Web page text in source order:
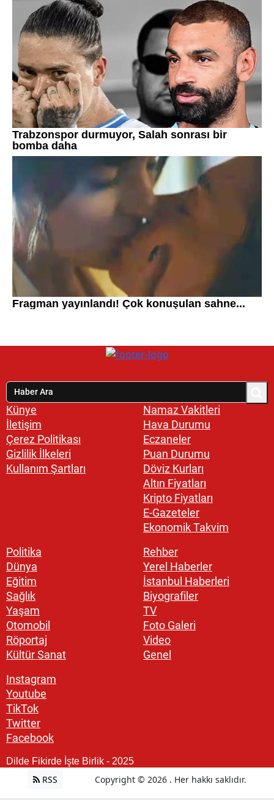
Künye
İletişim
Çerez Politikası
Gizlilik İlkeleri
Kullanım Şartları
Namaz Vakitleri
Hava Durumu
Eczaneler
Puan Durumu
Döviz Kurları
Altın Fiyatları
Kripto Fiyatları
E-Gazeteler
Ekonomik Takvim
Politika
Dünya
Eğitim
Sağlık
Yaşam
Otomobil
Röportaj
Kültür Sanat
Rehber
Yerel Haberler
İstanbul Haberleri
Biyografiler
TV
Foto Galeri
Video
Genel
Instagram
Youtube
TikTok
Twitter
Facebook
Dilde Fikirde İşte Birlik - 2025
RSS Copyright © 2026 . Her hakkı saklıdır.